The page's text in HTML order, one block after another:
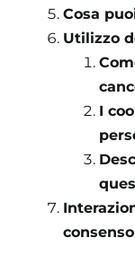
Cosa
Utilizzo
I
consenso